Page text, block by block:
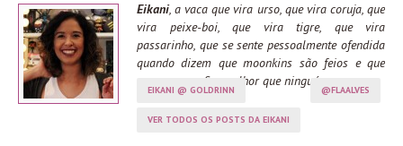
Eikani, a vaca que vira urso, que vira coruja, que
vira peixe-boi, que vira tigre, que vira
passarinho, que se sente pessoalmente ofendida
quando dizem que moonkins são feios e que
spama moonfire melhor que ninguém.
EIKANI @ GOLDRINN @FLAALVES
VER TODOS OS POSTS DA EIKANI